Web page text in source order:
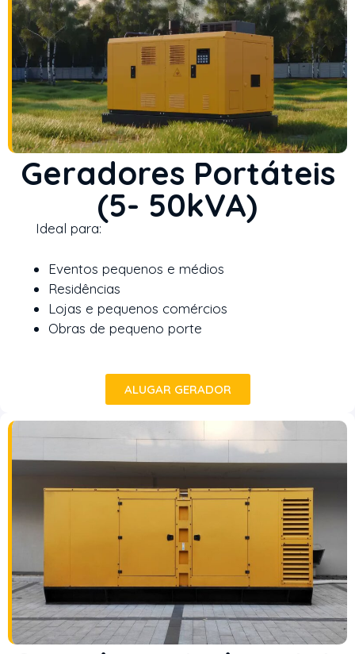
Geradores Portáteis
(5- 50kVA)
Ideal para:
Eventos pequenos e médios
Residências
Lojas e pequenos comércios
Obras de pequeno porte
ALUGAR GERADOR